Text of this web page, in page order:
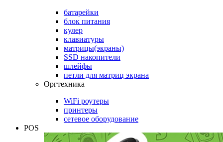
батарейки
блок питания
кулер
клавиатуры
матрицы(экраны)
SSD накопители
шлейфы
петли для матриц экрана
Оргтехника
WiFi роутеры
принтеры
сетевое оборудование
POS